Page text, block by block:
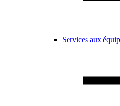
Services aux